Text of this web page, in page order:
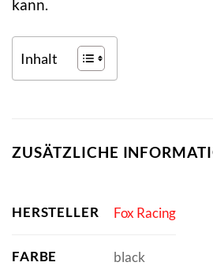
kann.
Inhalt
ZUSÄTZLICHE
HERSTELLER Fox Racing
FARBE black